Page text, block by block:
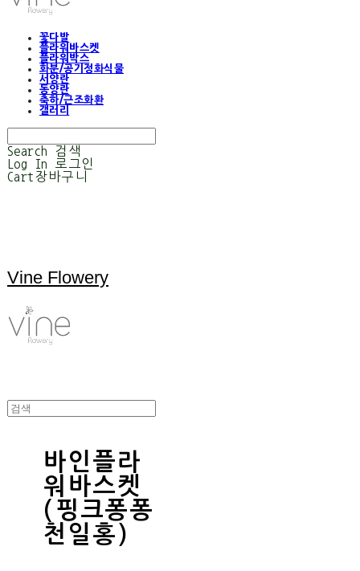
꽃다발
플라워바스켓
플라워박스
화분/공기정화식물
서양란
동양란
축하/근조화환
갤러리
Search
검색
Log In
로그인
Cart장바구니
Vine Flowery
바인플라
워바스켓
(핑크퐁퐁
천일홍)